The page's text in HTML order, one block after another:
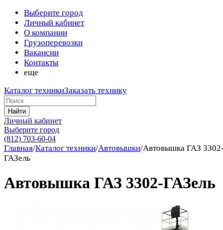
Выберите город
Личный кабинет
О компании
Грузоперевозки
Вакансии
Контакты
еще
Каталог техникиЗаказать технику
Найти
Личный кабинет
Выберите город
(812) 703-60-04
Главная/Каталог техники/Автовышки/Автовышка ГАЗ
ГАЗель
Автовышка ГАЗ 3302-ГАЗель